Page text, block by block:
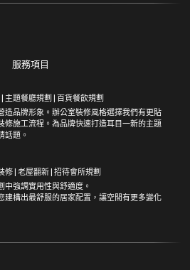
服務項目
題餐廳規劃 | 百貨餐飲規劃
造品牌形象。辦公室裝修風格選擇我們有更貼
修施工流程。為品牌快速打造耳目一新的主題
話題。
| 老屋翻新 | 招待會所規劃
中強調實用性與舒適度。
建構出最舒服的居家配置，讓空間有更多變化